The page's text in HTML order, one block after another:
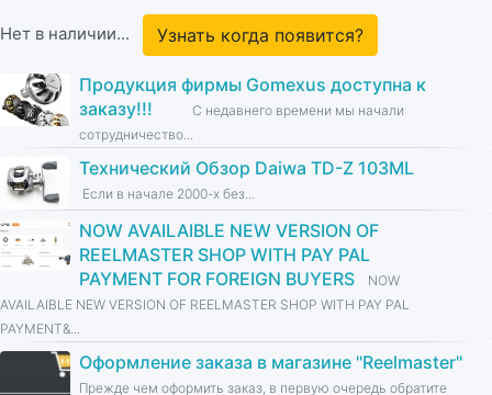
Нет в наличии... Узнать когда появится?
Продукция фирмы Gomexus доступна к
заказу!!!
С недавнего времени мы начали
сотрудничество...
Технический Обзор Daiwa TD-Z 103ML
Если в начале 2000-х без...
NOW AVAILAIBLE NEW VERSION OF
REELMASTER SHOP WITH PAY PAL
PAYMENT FOR FOREIGN BUYERS
NOW
AVAILAIBLE NEW VERSION OF REELMASTER SHOP WITH PAY PAL
PAYMENT&...
Оформление заказа в магазине ''Reelmaster''
Прежде чем оформить заказ, в первую очередь обратите